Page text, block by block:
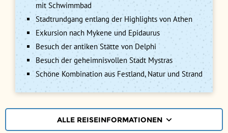
mit Schwimmbad
Stadtrundgang entlang der Highlights von Athen
Exkursion nach Mykene und Epidaurus
Besuch der antiken Stätte von Delphi
Besuch der geheimnisvollen Stadt Mystras
Schöne Kombination aus Festland, Natur und Strand
ALLE REISEINFORMATIONEN